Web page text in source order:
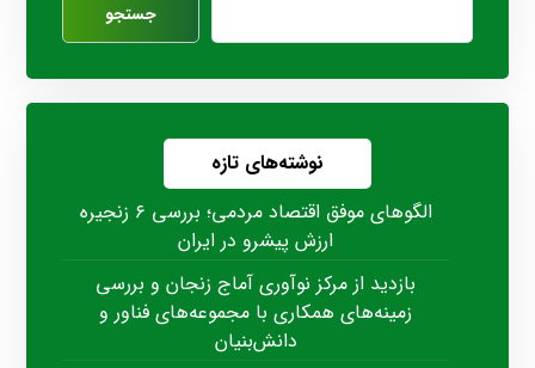
جستجو
نوشته‌های تازه
الگوهای موفق اقتصاد مردمی؛ بررسی ۶ زنجیره
ارزش پیشرو در ایران
بازدید از مرکز نوآوری آماج زنجان و بررسی
زمینه‌های همکاری با مجموعه‌های فناور و
دانش‌بنیان